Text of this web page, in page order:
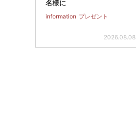
名様に
information プレゼント
2026.08.08